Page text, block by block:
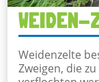
WEIDEN-
Weidenzelte
Zweigen, die